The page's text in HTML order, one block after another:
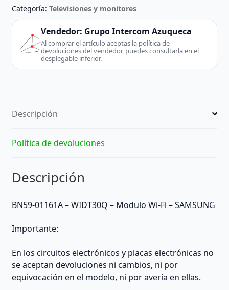
-
Modulo
SAMSUNG
Categoría: Televisiones y monitores
Vendedor: Grupo Intercom Azuqueca
Al comprar el artículo aceptas la política de
devoluciones del vendedor, puedes consultarla en el
desplegable inferior.
Descripción
Política de devoluciones
Descripción
BN59-01161A – WIDT30Q – Modulo Wi-Fi – SAMSUNG
Importante:
En los circuitos electrónicos y placas electrónicas no
se aceptan devoluciones ni cambios, ni por
equivocación en el modelo, ni por avería en ellas.